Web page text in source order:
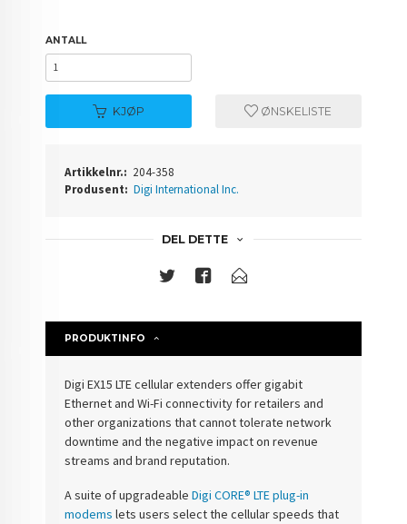
ANTALL
KJØP ØNSKELISTE
Artikkelnr.: 204-358
Produsent: Digi International Inc.
DEL DETTE
PRODUKTINFO
Digi EX15 LTE cellular extenders offer gigabit
Ethernet and Wi-Fi connectivity for retailers and
other organizations that cannot tolerate network
downtime and the negative impact on revenue
streams and brand reputation.
A suite of upgradeableDigi CORE® LTE plug-in
modems lets users select the cellular speeds that